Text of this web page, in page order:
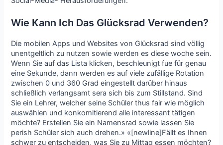
Wie Kann Ich Das Glücksrad Verwenden?
Die mobilen Apps und Websites von Glücksrad sind völlig
unentgeltlich zu nutzen sowie werden es diese woche sein.
Wenn Sie auf das Lista klicken, beschleunigt fue für genau
eine Sekunde, dann werden es auf viele zufällige Rotation
zwischen 0 und 360 Grad eingestellt darüber hinaus
schließlich verlangsamt sera sich bis zum Stillstand. Sind
Sie ein Lehrer, welcher seine Schüler thus fair wie möglich
auswählen und konkomitierend alle interessant tätigen
möchte? Erstellen Sie ein Namensrad sowie lassen Sie
perish Schüler sich auch drehen.» «[newline]Fällt es Ihnen
schwer zu entscheiden, was Sie zu Mittag essen möchten?